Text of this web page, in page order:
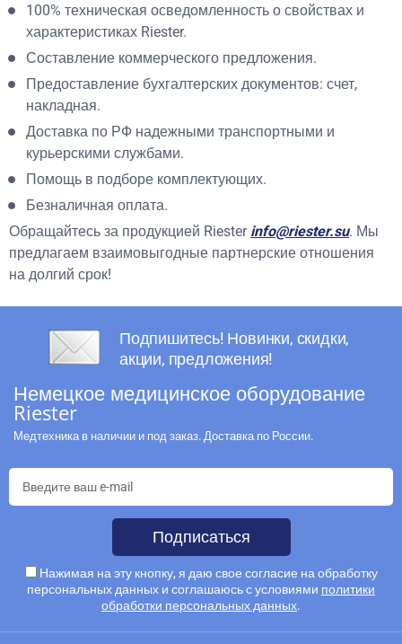
100% техническая осведомленность о свойствах и
характеристиках Riester.
Составление коммерческого предложения.
Предоставление бухгалтерских документов: счет,
накладная.
Доставка по РФ надежными транспортными и
курьерскими службами.
Помощь в подборе комплектующих.
Безналичная оплата.
Обращайтесь за продукцией Riester info@riester.su. Мы
предлагаем взаимовыгодные партнерские отношения
на долгий срок!
Подпишитесь! Новинки, скидки,
акции, предложения!
Немецкое медицинское оборудование
Riester
Медтехника в наличии и под заказ. Доставка по России.
Подписаться
Нажимая на эту кнопку, я даю свое согласие на обработку
персональных данных и соглашаюсь с условиями политики
обработки персональных данных.